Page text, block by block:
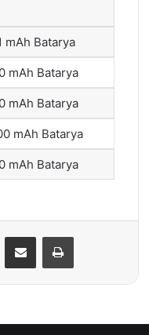
mAh Batarya
mAh Batarya
mAh Batarya
mAh Batarya
mAh Batarya
E-Posta ile paylaş Yazdır